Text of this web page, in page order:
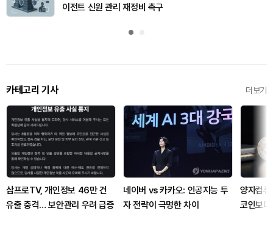
이전트 신원 관리 재정비 촉구
카테고리 기사 더보기
삼프로TV, 개인정보 46만 건
유출 충격… 보안관리 우려 급증
네이버 vs 카카오: 인공지능 투
자 전략이 극명한 차이
양자컴
코인보